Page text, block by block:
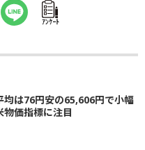
ｱﾝｹｰﾄ
均は76円安の65,606円で小幅
価指標に注目